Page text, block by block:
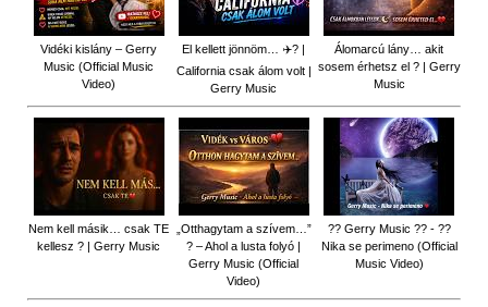
Vidéki kislány – Gerry
Music (Official Music
Video)
El kellett jönnöm… ✈️? |
California csak álom volt |
Gerry Music
Álomarcú lány… akit
sosem érhetsz el ? | Gerry
Music
Nem kell másik… csak TE
kellesz ? | Gerry Music
„Otthagytam a szívem…”
? – Ahol a lusta folyó |
Gerry Music (Official
Video)
?? Gerry Music ?? - ??
Nika se perimeno (Official
Music Video)